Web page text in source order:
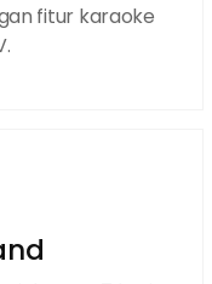
fitur karaoke